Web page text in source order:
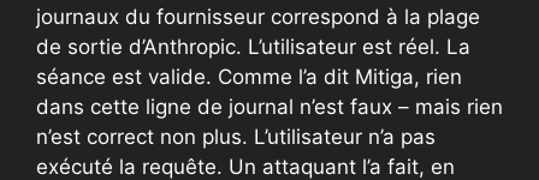
journaux du fournisseur correspond à la plage
de sortie d’Anthropic. L’utilisateur est réel. La
séance est valide. Comme l’a dit Mitiga, rien
dans cette ligne de journal n’est faux – mais rien
n’est correct non plus. L’utilisateur n’a pas
exécuté la requête. Un attaquant l’a fait, en